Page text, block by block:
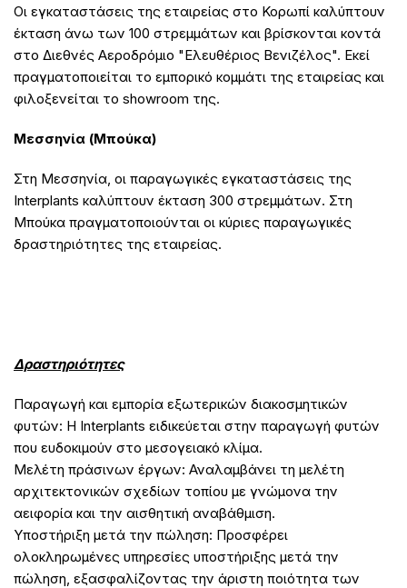
Οι εγκαταστάσεις της εταιρείας στο Κορωπί καλύπτουν
έκταση άνω των 100 στρεμμάτων και βρίσκονται κοντά
στο Διεθνές Αεροδρόμιο "Ελευθέριος Βενιζέλος". Εκεί
πραγματοποιείται το εμπορικό κομμάτι της εταιρείας και
φιλοξενείται το showroom της.
Μεσσηνία (Μπούκα)
Στη Μεσσηνία, οι παραγωγικές εγκαταστάσεις της
Interplants καλύπτουν έκταση 300 στρεμμάτων. Στη
Μπούκα πραγματοποιούνται οι κύριες παραγωγικές
δραστηριότητες της εταιρείας.
Δραστηριότητες
Παραγωγή και εμπορία εξωτερικών διακοσμητικών
φυτών: Η Interplants ειδικεύεται στην παραγωγή φυτών
που ευδοκιμούν στο μεσογειακό κλίμα.
Μελέτη πράσινων έργων: Αναλαμβάνει τη μελέτη
αρχιτεκτονικών σχεδίων τοπίου με γνώμονα την
αειφορία και την αισθητική αναβάθμιση.
Υποστήριξη μετά την πώληση: Προσφέρει
ολοκληρωμένες υπηρεσίες υποστήριξης μετά την
πώληση, εξασφαλίζοντας την άριστη ποιότητα των